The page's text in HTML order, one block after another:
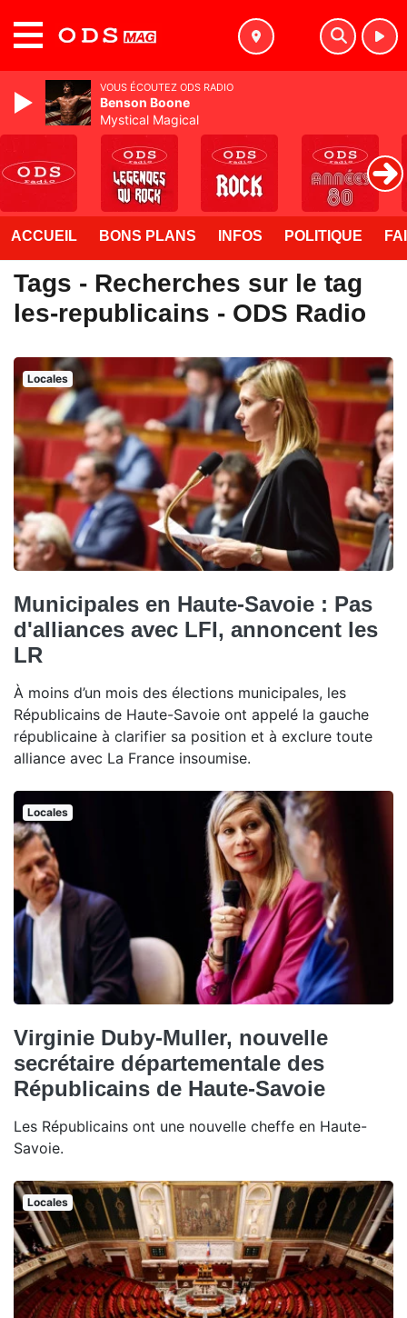
ACCUEIL BONS PLANS INFOS POLITIQUE
Tags - Recherches sur le tag
les-republicains - ODS Radio
Locales
Municipales en Haute-Savoie : Pas
d'alliances avec LFI, annoncent les
LR
À moins d’un mois des élections municipales, les
Républicains de Haute-Savoie ont appelé la gauche
républicaine à clarifier sa position et à exclure toute
alliance avec La France insoumise.
Locales
Virginie Duby-Muller, nouvelle
secrétaire départementale des
Républicains de Haute-Savoie
Les Républicains ont une nouvelle cheffe en Haute-
Savoie.
Locales
VOUS ÉCOUTEZ ODS RADIO
Benson Boone
Mystical Magical